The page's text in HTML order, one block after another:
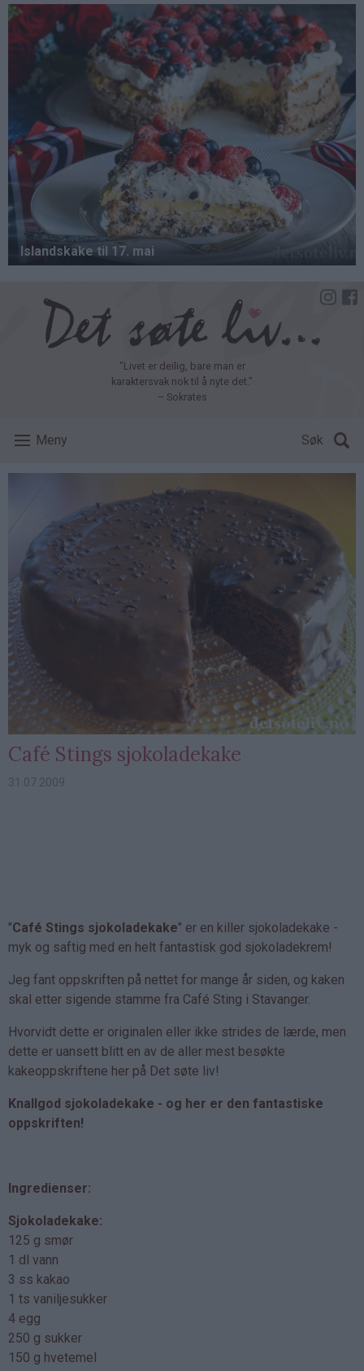
Hopp
hovedinnhold
"Livet er deilig, bare man er
karaktersvak nok til å nyte det."
– Sokrates
Meny Søk
Café Stings sjokoladekake
31.07.2009
"Café Stings sjokoladekake" er en killer sjokoladekake -
myk og saftig med en helt fantastisk god sjokoladekrem!
Jeg fant oppskriften på nettet for mange år siden, og kaken
skal etter sigende stamme fra Café Sting i Stavanger.
Hvorvidt dette er originalen eller ikke strides de lærde, men
dette er uansett blitt en av de aller mest besøkte
kakeoppskriftene her på Det søte liv!
Knallgod sjokoladekake - og her er den fantastiske
oppskriften!
Ingredienser:
Sjokoladekake:
125 g smør
1 dl vann
3 ss kakao
1 ts vaniljesukker
4 egg
250 g sukker
150 g hvetemel